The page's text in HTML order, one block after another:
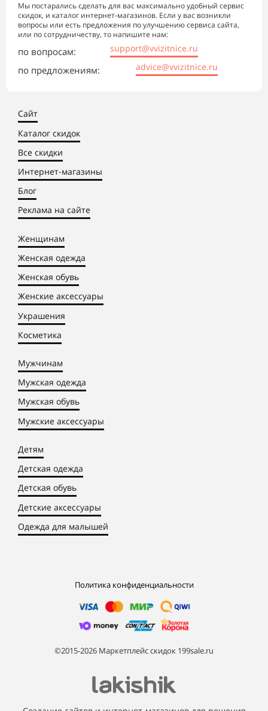
Мы постарались сделать для вас максимально удобный сервис
скидок, и каталог интернет-магазинов. Если у вас возникли
вопросы или есть предложения по улучшению сервиса сайта,
или по сотрудничеству, то напишите нам:
по вопросам: support@vvizitnice.ru
по предложениям: advice@vvizitnice.ru
Сайт
Каталог скидок
Все скидки
Интернет-магазины
Блог
Реклама на сайте
Женщинам
Женская одежда
Женская обувь
Женские аксессуары
Украшения
Косметика
Мужчинам
Мужская одежда
Мужская обувь
Мужские аксессуары
Детям
Детская одежда
Детская обувь
Детские аксессуары
Одежда для малышей
Политика конфиденциальности
©2015-2026 Маркетплейс скидок 199sale.ru